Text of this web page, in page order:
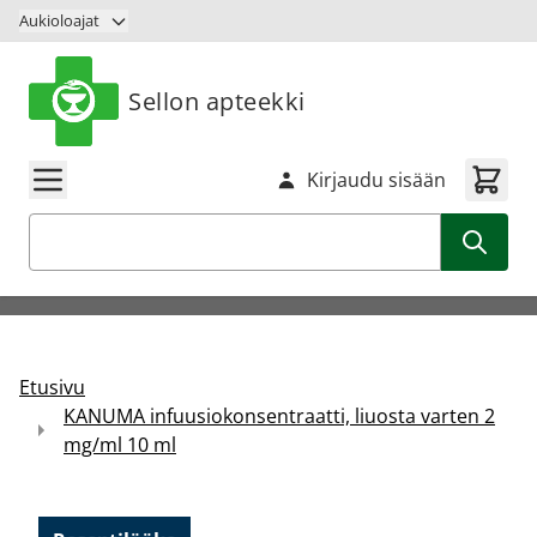
Siirry sisältöön
Aukioloajat
Sellon apteekki
Kirjaudu sisään
Etusivu
KANUMA infuusiokonsentraatti, liuosta varten 2
mg/ml 10 ml